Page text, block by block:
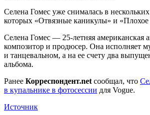
Селена Гомес уже снималась в
которых «Отвязные каникулы» и «Плохое
Селена Гомес — 25-летняя американская
композитор и продюсер. Она исполняет
и танцевальном, а на ее счету два
альбома.
Ранее Корреспондент.net сообщал, что
в купальнике в фотосессии для Vogue.
Источник